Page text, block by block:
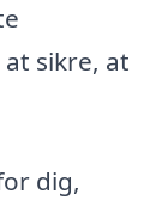
sikre, at
dig,